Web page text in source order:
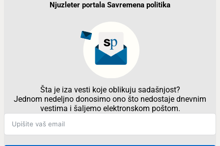
Njuzleter portala Savremena politika
Šta je iza vesti koje oblikuju sadašnjost?
Jednom nedeljno donosimo ono što nedostaje dnevnim
vestima i šaljemo elektronskom poštom.